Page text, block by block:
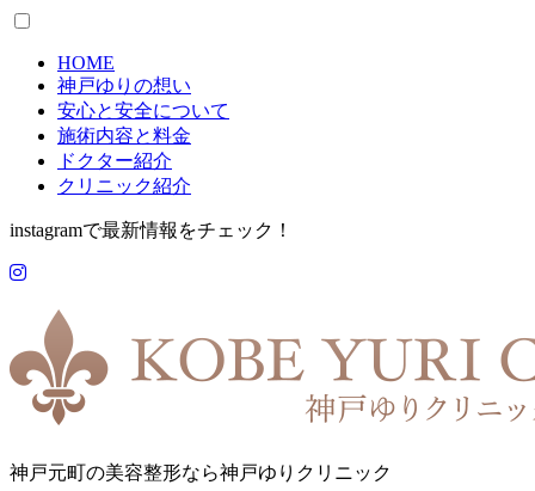
HOME
神戸ゆりの想い
安心と安全について
施術内容と料金
ドクター紹介
クリニック紹介
instagramで最新情報をチェック！
神戸元町の美容整形なら神戸ゆりクリニック